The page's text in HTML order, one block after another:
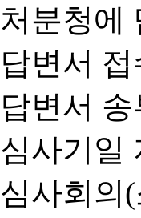
처분청에
답변서 접
답변서
심사기일
심사회의